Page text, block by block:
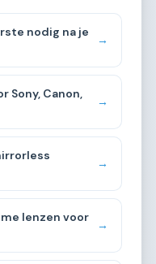
nodig na je
→
Sony, Canon,
→
→
lenzen voor
→